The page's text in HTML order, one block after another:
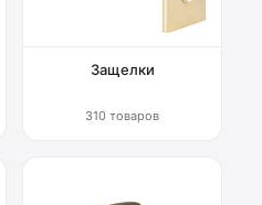
Защелки
310 товаров